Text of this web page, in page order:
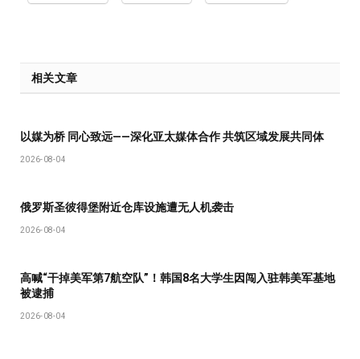
相关文章
以媒为桥 同心致远——深化亚太媒体合作 共筑区域发展共同体
2026-08-04
俄罗斯圣彼得堡附近仓库设施遭无人机袭击
2026-08-04
高喊“干掉美军第7航空队”！韩国8名大学生因闯入驻韩美军基地
被逮捕
2026-08-04